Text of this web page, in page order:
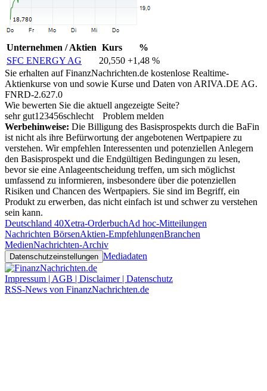
Unternehmen / Aktien Kurs
%
SFC ENERGY AG
20,550 +1,48 %
Sie erhalten auf FinanzNachrichten.de kostenlose Realtime-
Aktienkurse von und sowie Kurse und Daten von ARIVA.DE AG.
FNRD-2.627.0
Wie bewerten Sie die aktuell angezeigte Seite?
sehr gut1 23456schlecht
Problem melden
Werbehinweise: Die Billigung des Basisprospekts durch die BaFin
ist nicht als ihre Befürwortung der angebotenen Wertpapiere zu
verstehen. Wir empfehlen Interessenten und potenziellen Anlegern
den Basisprospekt und die Endgültigen Bedingungen zu lesen,
bevor sie eine Anlageentscheidung treffen, um sich möglichst
umfassend zu informieren, insbesondere über die potenziellen
Risiken und Chancen des Wertpapiers. Sie sind im Begriff, ein
Produkt zu erwerben, das nicht einfach ist und schwer zu verstehen
sein kann.
Deutschland 40Xetra-OrderbuchAd hoc-Mitteilungen
Nachrichten BörsenAktien-EmpfehlungenBranchen
MedienNachrichten-Archiv
Datenschutzeinstellungen Mediadaten
Impressum | AGB | Disclaimer | Datenschutz
RSS-News von FinanzNachrichten.de